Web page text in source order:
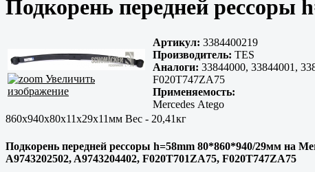
Подкорень передней рессоры
Увеличить
изображение
Артикул: 3384400219
Производитель: TES
Аналоги: 33844000, 33844001,
F020T747ZA75
Применяемость:
Mercedes Atego
860x940x80x11x29x11мм Вес - 20,41кг
Подкорень передней рессоры h=58mm 80*860*940/29мм на
A9743202502, A9743204402, F020T701ZA75, F020T747ZA75